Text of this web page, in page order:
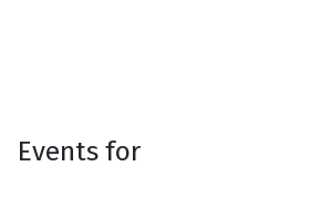
Events for